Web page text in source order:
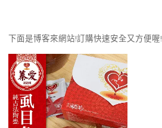
下面是博客來網站!訂購快速安全又方便喔!